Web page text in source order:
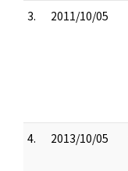
3. 2011/10/05
4. 2013/10/05